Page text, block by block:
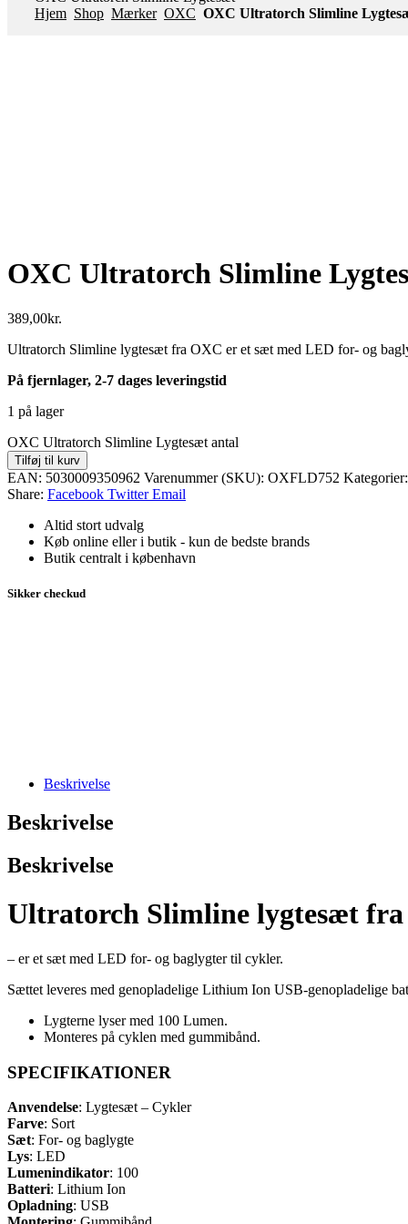
Hjem Shop Mærker OXC OXC Ultratorch Slimline
OXC Ultratorch Slimline
389,00kr.
Ultratorch Slimline lygtesæt fra OXC er et sæt med LED for- og
På fjernlager, 2-7 dages leveringstid
1 på lager
OXC Ultratorch Slimline Lygtesæt antal
Tilføj til kurv
EAN: 5030009350962 Varenummer (SKU): OXFLD752 Kategorier:
Share: Facebook Twitter Email
Altid stort udvalg
Køb online eller i butik - kun de bedste brands
Butik centralt i københavn
Sikker checkud
Beskrivelse
Beskrivelse
Beskrivelse
Ultratorch Slimline lygtesæt
– er et sæt med LED for- og baglygter til cykler.
Sættet leveres med genopladelige Lithium Ion USB-genopladelige
Lygterne lyser med 100 Lumen.
Monteres på cyklen med gummibånd.
SPECIFIKATIONER
Anvendelse: Lygtesæt – Cykler
Farve: Sort
Sæt: For- og baglygte
Lys: LED
Lumenindikator: 100
Batteri: Lithium Ion
Opladning: USB